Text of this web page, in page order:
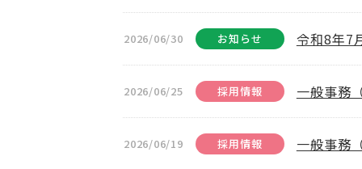
2026/06/30 お知らせ 令和8年7
2026/06/25 採用情報 一般事務
2026/06/19 採用情報 一般事務